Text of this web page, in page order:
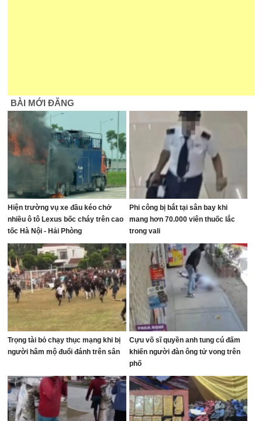
BÀI MỚI ĐĂNG
Hiện trường vụ xe đầu kéo chở
nhiều ô tô Lexus bốc cháy trên cao
tốc Hà Nội - Hải Phòng
Phi công bị bắt tại sân bay khi
mang hơn 70.000 viên thuốc lắc
trong vali
Trọng tài bỏ chạy thục mạng khi bị
người hâm mộ đuổi đánh trên sân
Cựu võ sĩ quyền anh tung cú đấm
khiến người đàn ông tử vong trên
phố